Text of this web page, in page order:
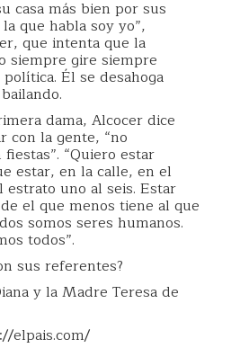
casa más bien por sus
que habla soy yo”,
que intenta que la
siempre gire siempre
Él se desahoga
dama, Alcocer dice
con la gente, “no
“Quiero estar
estar, en la calle, en el
uno al seis. Estar
el que menos tiene al que
somos seres humanos.
todos”.
sus referentes?
y la Madre Teresa de
elpais.com/